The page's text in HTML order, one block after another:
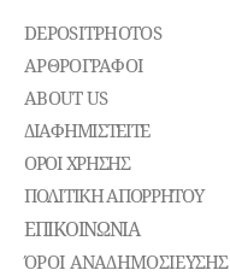
DEPOSITPHOTOS
ΑΡΘΡΟΓΡΑΦΟΙ
ABOUT US
ΔΙΑΦΗΜΙΣΤΕΊΤΕ
ΌΡΟΙ ΧΡΉΣΗΣ
ΠΟΛΙΤΙΚΉ ΑΠΟΡΡΉΤΟΥ
ΕΠΙΚΟΙΝΩΝΊΑ
ΌΡΟΙ ΑΝΑΔΗΜΟΣΙΕΥΣΗΣ